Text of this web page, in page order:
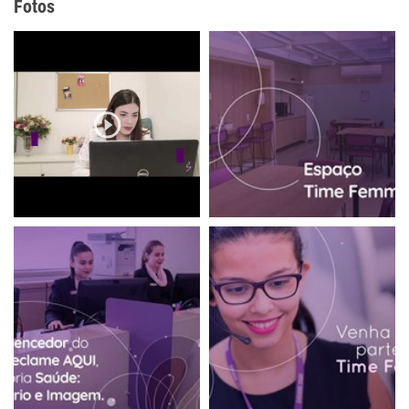
contaminação. Se você precisar, não hesite em nos
procurar para cuidar da sua saúde! #jVer mais...
Mais de um mes
+5
Com tudo o que tem acontecido
nos últimos meses, uma das
coisas que mais sentimos falta é
de estar com quem amamos. E
hoje, em uma data tão especial,
nós, do Femme, sabemos que a
saúde feminina está muito ligada
à figura materna. A mãe é quem faz o primeiro
contato com o médico, explica os sintomas, entende o
que está acontecendo e está sVer mais...
Mais de um mes
Diante do cenário de isolamento
Fotos